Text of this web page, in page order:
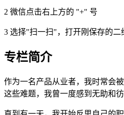
2 微信点击右上方的 "+" 号
3 选择"扫一扫"，打开刚保存的二
专栏简介
作为一名产品从业者，我时常会
这些难题，我曾一度感到无助和彷